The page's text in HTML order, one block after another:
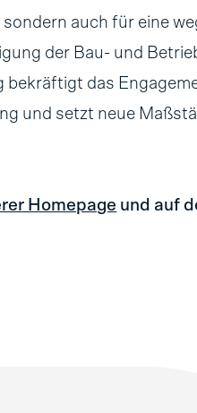
auch für eine
der Bau- und
das
und setzt neue
Homepage und auf